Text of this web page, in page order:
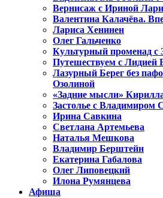
Вернисаж с Ириной
Валентина Калачёва.
Лариса Хенинен
Олег Гальченко
Культурный променад с
Путешествуем с Лидией
Лазурный Берег без
Озолиной
«Задние мысли»
Застолье с Владимиром
Ирина Савкина
Светлана Артемьева
Наталья Мешкова
Владимир Берштейн
Екатерина Габалова
Олег Липовецкий
Илона Румянцева
Афиша